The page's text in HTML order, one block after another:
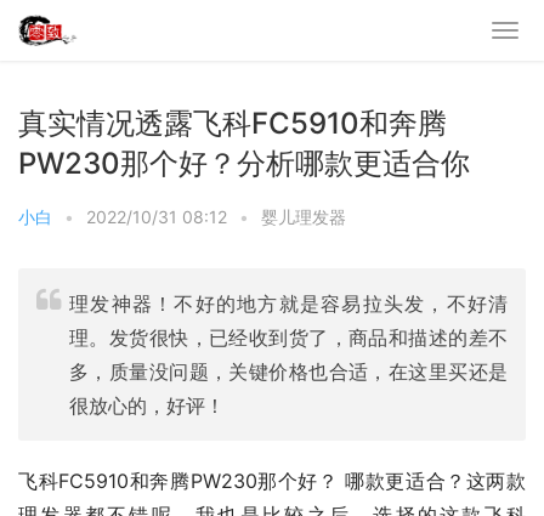
真实情况透露飞科FC5910和奔腾
PW230那个好？分析哪款更适合你
小白 • 2022/10/31 08:12 • 婴儿理发器
理发神器！不好的地方就是容易拉头发，不好清
理。发货很快，已经收到货了，商品和描述的差不
多，质量没问题，关键价格也合适，在这里买还是
很放心的，好评！
飞科FC5910和奔腾PW230那个好？ 哪款更适合？这两款